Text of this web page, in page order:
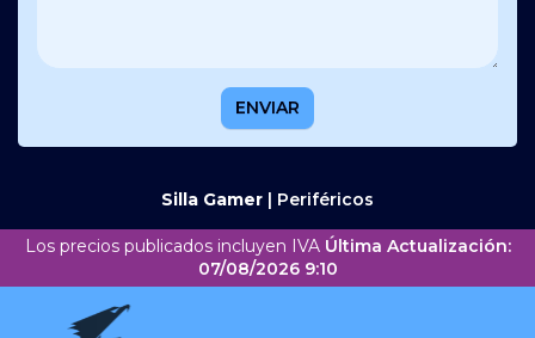
ENVIAR
Silla Gamer | Periféricos
Los precios publicados incluyen IVA Última Actualización:
07/08/2026 9:10